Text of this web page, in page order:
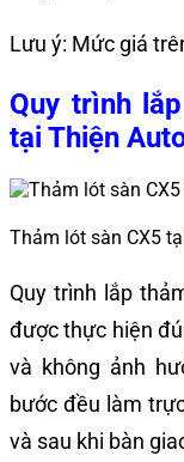
Lưu ý: Mức giá
Quy trình
tại Thiện
Thảm lót sàn CX5
Quy trình lắp
được thực hiện
và không ảnh
bước đều làm
và sau khi bàn